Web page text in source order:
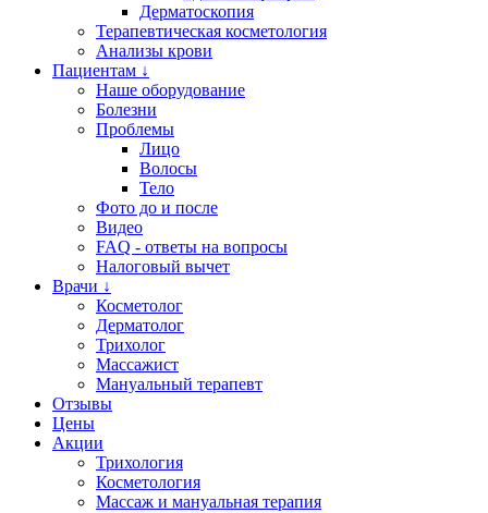
Дерматоскопия
Терапевтическая косметология
Анализы крови
Пациентам ↓
Наше оборудование
Болезни
Проблемы
Лицо
Волосы
Тело
Фото до и после
Видео
FAQ - ответы на вопросы
Налоговый вычет
Врачи ↓
Косметолог
Дерматолог
Трихолог
Массажист
Мануальный терапевт
Отзывы
Цены
Акции
Трихология
Косметология
Массаж и мануальная терапия